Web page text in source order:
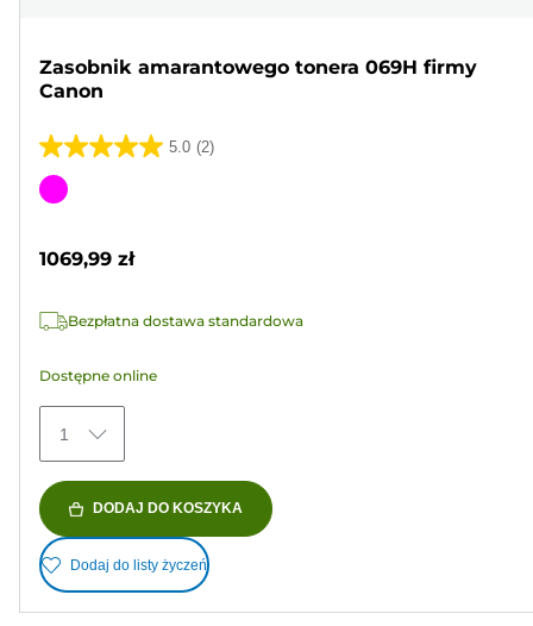
Zasobnik amarantowego tonera 069H firmy
Canon
5.0 (2)
5.0
na
Wkład
1069,99 zł
Bezpłatna dostawa standardowa
Dostępne online
1
DODAJ DO KOSZYKA
Dodaj do listy życzeń